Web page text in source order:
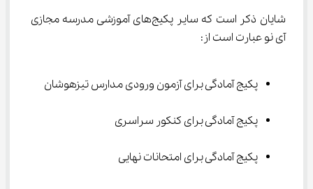
شایان ذکر است که سایر پکیج‌های آموزشی مدرسه مجازی
آی نو عبارت است از:
پکیج آمادگی برای آزمون ورودی مدارس تیزهوشان
پکیج آمادگی برای کنکور سراسری
پکیج آمادگی برای امتحانات نهایی